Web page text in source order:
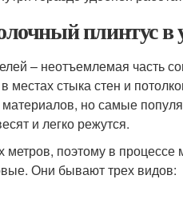
плинтус в
– неотъемлемая часть
местах стыка стен и
но самые
и легко режутся.
поэтому в
Они бывают трех видов: